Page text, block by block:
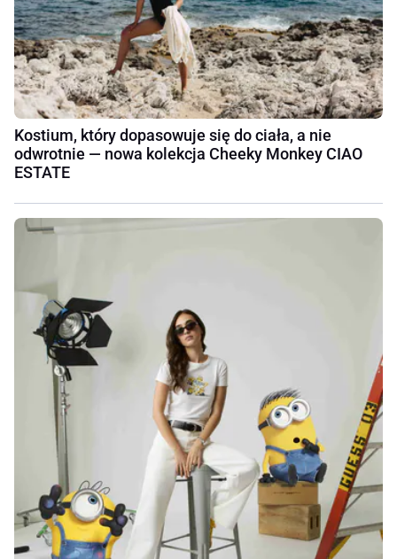
Kostium, który dopasowuje się do ciała, a nie
odwrotnie — nowa kolekcja Cheeky Monkey CIAO
ESTATE